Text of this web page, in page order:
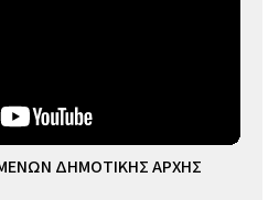
ΔΗΜΟΤΙΚΗΣ ΑΡΧΗΣ